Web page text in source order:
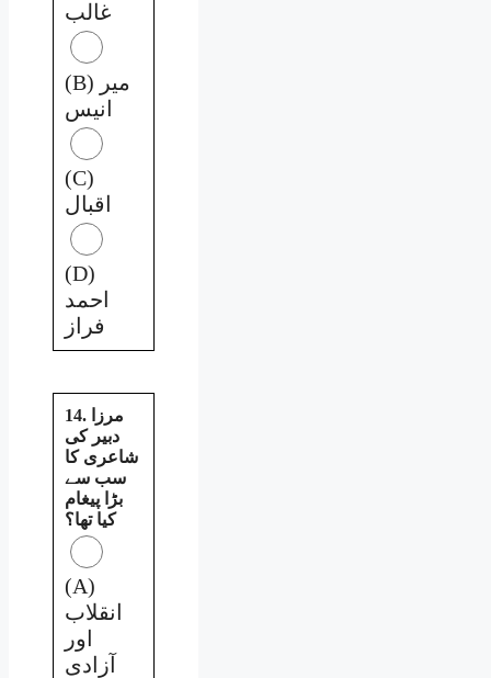
غالب
(B) میر
انیس
(C)
اقبال
(D)
احمد
فراز
14. مرزا
دبیر کی
شاعری کا
سب سے
بڑا پیغام
کیا تھا؟
(A)
انقلاب
اور
آزادی